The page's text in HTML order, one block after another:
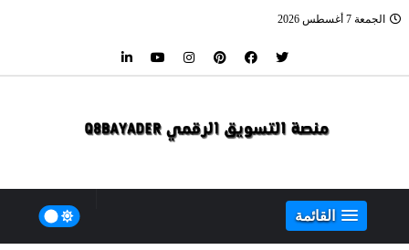
الجمعة 7 أغسطس 2026
القائمة